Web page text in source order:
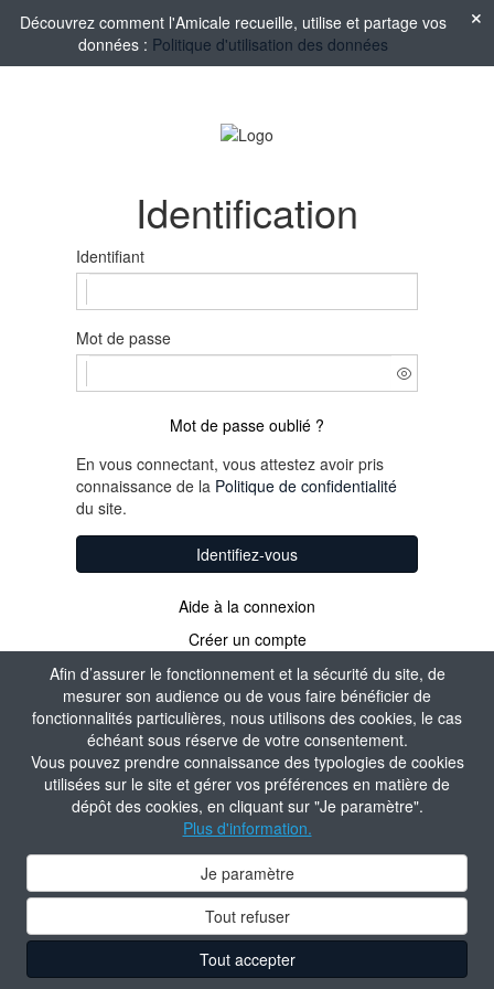
Afin d’assurer le fonctionnement et la sécurité du site, de
mesurer son audience ou de vous faire bénéficier de
fonctionnalités particulières, nous utilisons des cookies, le cas
échéant sous réserve de votre consentement.
Vous pouvez prendre connaissance des typologies de cookies
utilisées sur le site et gérer vos préférences en matière de
dépôt des cookies, en cliquant sur "Je paramètre".
Plus d'information.
Je paramètre
Tout refuser
Tout accepter
Découvrez comment l'Amicale recueille, utilise et partage vos
données : Politique d'utilisation des données
Identification
Identifiant
Mot de passe
Mot de passe oublié ?
En vous connectant, vous attestez avoir pris
connaissance de la Politique de confidentialité
du site.
Identifiez-vous
Aide à la connexion
Créer un compte